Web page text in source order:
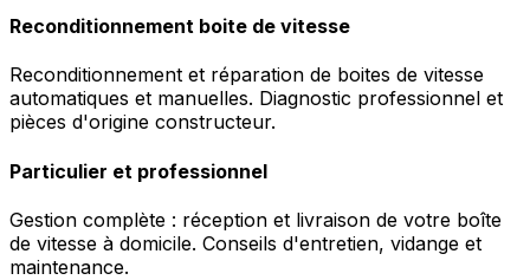
Reconditionnement boite de vitesse
Reconditionnement et réparation de boites de vitesse
automatiques et manuelles. Diagnostic professionnel et
pièces d'origine constructeur.
Particulier et professionnel
Gestion complète : réception et livraison de votre boîte
de vitesse à domicile. Conseils d'entretien, vidange et
maintenance.